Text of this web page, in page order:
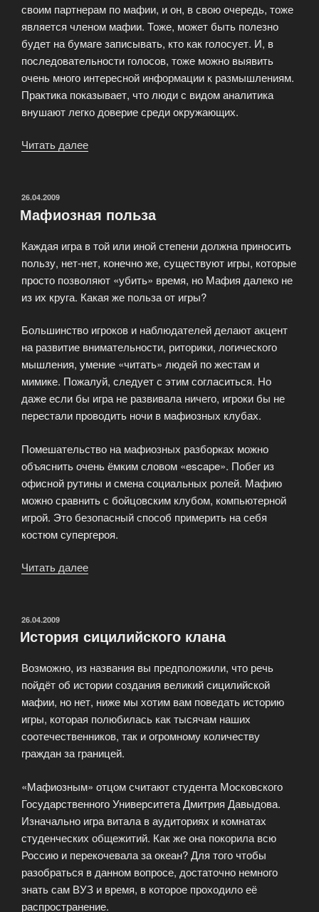
своим партнерам по мафии, и он, в свою очередь, тоже
является членом мафии. Тоже, может быть полезно
будет на бумаге записывать, кто как голосует. И, в
последовательности голосов, тоже можно выявить
очень много интересной информации к размышлениям.
Практика показывает, что люди с видом аналитика
внушают легко доверие среди окружающих.
Читать далее
ОПУБЛИКОВАНО
26.04.2009
Мафиозная польза
Каждая игра в той или иной степени должна приносить
пользу, нет-нет, конечно же, существуют игры, которые
просто позволяют «убить» время, но Мафия далеко не
из их круга. Какая же польза от игры?
Большинство игроков и наблюдателей делают акцент
на развитие внимательности, риторики, логического
мышления, умение «читать» людей по жестам и
мимике. Пожалуй, следует с этим согласиться. Но
даже если бы игра не развивала ничего, игроки бы не
перестали проводить ночи в мафиозных клубах.
Помешательство на мафиозных разборках можно
объяснить очень ёмким словом «escape». Побег из
офисной рутины и смена социальных ролей. Мафию
можно сравнить с бойцовским клубом, компьютерной
игрой. Это безопасный способ примерить на себя
костюм супергероя.
Читать далее
ОПУБЛИКОВАНО
26.04.2009
История сицилийского клана
Возможно, из названия вы предположили, что речь
пойдёт об истории создания великий сицилийской
мафии, но нет, ниже мы хотим вам поведать историю
игры, которая полюбилась как тысячам наших
соотечественников, так и огромному количеству
граждан за границей.
«Мафиозным» отцом считают студента Московского
Государственного Университета Дмитрия Давыдова.
Изначально игра витала в аудиториях и комнатах
студенческих общежитий. Как же она покорила всю
Россию и перекочевала за океан? Для того чтобы
разобраться в данном вопросе, достаточно немного
знать сам ВУЗ и время, в которое проходило её
распространение.